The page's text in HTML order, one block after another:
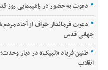
دعوت به حضور در راهپیمایی روز
دعوت فرماندار خواف از آحاد
جهانی قدس
طنین فریاد «لبیک» در دیار
انقلاب